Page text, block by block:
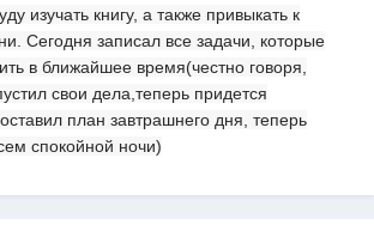
изучать книгу, а также привыкать к
Сегодня записал все задачи, которые
в ближайшее время(честно говоря,
свои дела,теперь придется
план завтрашнего дня, теперь
спокойной ночи)